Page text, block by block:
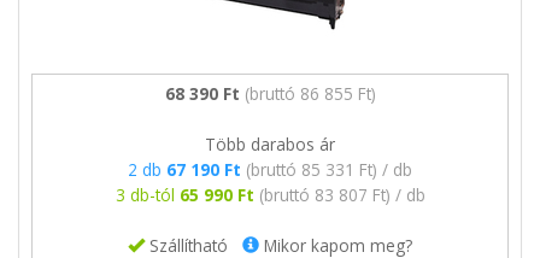
68 390 Ft (bruttó 86 855 Ft)
Több darabos ár
2 db 67 190 Ft (bruttó 85 331 Ft) / db
3 db-tól 65 990 Ft (bruttó 83 807 Ft) / db
Szállítható Mikor kapom meg?